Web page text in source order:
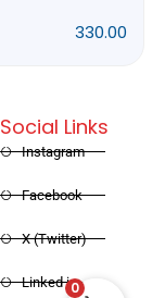
Social Links
0